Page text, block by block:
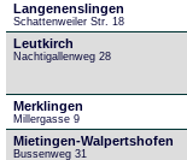
Langenenslingen
Schattenweiler Str. 18
Leutkirch
Nachtigallenweg 28
Merklingen
Millergasse 9
Mietingen-Walpertshofen
Bussenweg 31